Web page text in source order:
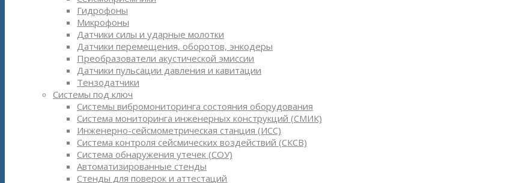
Гидрофоны
Микрофоны
Датчики силы и ударные молотки
Датчики перемещения, оборотов, энкодеры
Преобразователи акустической эмиссии
Датчики пульсации давления и кавитации
Тензодатчики
Системы под ключ
Системы вибромониторинга состояния оборудования
Система мониторинга инженерных конструкций (СМИК)
Инженерно-сейсмометрическая станция (ИСС)
Система контроля сейсмических воздействий (СКСВ)
Система обнаружения утечек (СОУ)
Автоматизированные стенды
Стенды для поверок и аттестаций